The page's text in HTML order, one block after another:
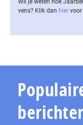
vens? Klik dan hier